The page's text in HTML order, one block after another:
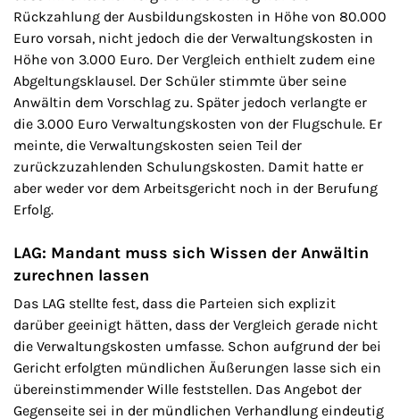
Rückzahlung der Ausbildungskosten in Höhe von 80.000
Euro vorsah, nicht jedoch die der Verwaltungskosten in
Höhe von 3.000 Euro. Der Vergleich enthielt zudem eine
Abgeltungsklausel. Der Schüler stimmte über seine
Anwältin dem Vorschlag zu. Später jedoch verlangte er
die 3.000 Euro Verwaltungskosten von der Flugschule. Er
meinte, die Verwaltungskosten seien Teil der
zurückzuzahlenden Schulungskosten. Damit hatte er
aber weder vor dem Arbeitsgericht noch in der Berufung
Erfolg.
LAG: Mandant muss sich Wissen der Anwältin
zurechnen lassen
Das LAG stellte fest, dass die Parteien sich explizit
darüber geeinigt hätten, dass der Vergleich gerade nicht
die Verwaltungskosten umfasse. Schon aufgrund der bei
Gericht erfolgten mündlichen Äußerungen lasse sich ein
übereinstimmender Wille feststellen. Das Angebot der
Gegenseite sei in der mündlichen Verhandlung eindeutig